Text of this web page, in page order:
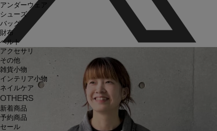
アンダーウェア
シューズ
バッグ
財布
ベルト
アクセサリ
その他
雑貨小物
インテリア小物
ネイルケア
OTHERS
新着商品
予約商品
セール